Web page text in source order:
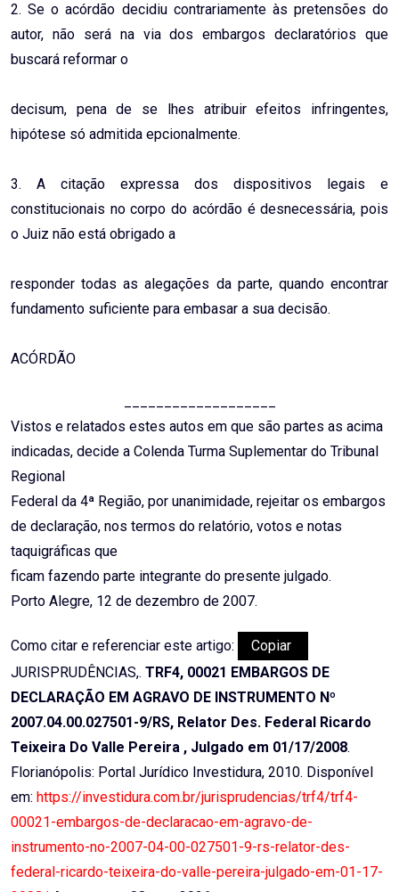
2. Se o acórdão decidiu contrariamente às pretensões do
autor, não será na via dos embargos declaratórios que
buscará reformar o
decisum, pena de se lhes atribuir efeitos infringentes,
hipótese só admitida epcionalmente.
3. A citação expressa dos dispositivos legais e
constitucionais no corpo do acórdão é desnecessária, pois
o Juiz não está obrigado a
responder todas as alegações da parte, quando encontrar
fundamento suficiente para embasar a sua decisão.
ACÓRDÃO
Vistos e relatados estes autos em que são partes as acima
indicadas, decide a Colenda Turma Suplementar do Tribunal
Regional
Federal da 4ª Região, por unanimidade, rejeitar os embargos
de declaração, nos termos do relatório, votos e notas
taquigráficas que
ficam fazendo parte integrante do presente julgado.
Porto Alegre, 12 de dezembro de 2007.
Como citar e referenciar este artigo:
Copiar
JURISPRUDÊNCIAS,. TRF4, 00021 EMBARGOS DE
DECLARAÇÃO EM AGRAVO DE INSTRUMENTO Nº
2007.04.00.027501-9/RS, Relator Des. Federal Ricardo
Teixeira Do Valle Pereira , Julgado em 01/17/2008.
Florianópolis: Portal Jurídico Investidura, 2010. Disponível
em: https://investidura.com.br/jurisprudencias/trf4/trf4-
00021-embargos-de-declaracao-em-agravo-de-
instrumento-no-2007-04-00-027501-9-rs-relator-des-
federal-ricardo-teixeira-do-valle-pereira-julgado-em-01-17-